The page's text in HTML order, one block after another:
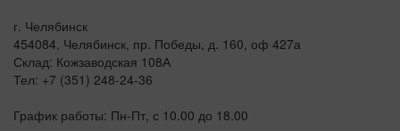
г. Челябинск
454084, Челябинск, пр. Победы, д. 160, оф 427а
Склад: Кожзаводская 108А
Тел: +7 (351) 248-24-36
График работы: Пн-Пт, с 10.00 до 18.00